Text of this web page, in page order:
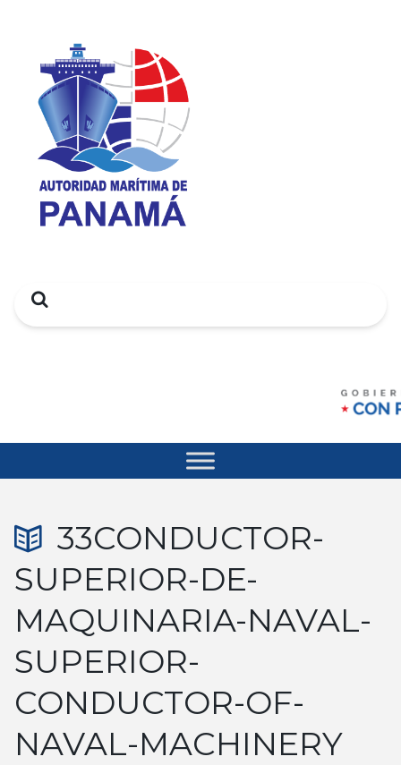
Search
33CONDUCTOR-
SUPERIOR-DE-
MAQUINARIA-NAVAL-
SUPERIOR-
CONDUCTOR-OF-
NAVAL-MACHINERY